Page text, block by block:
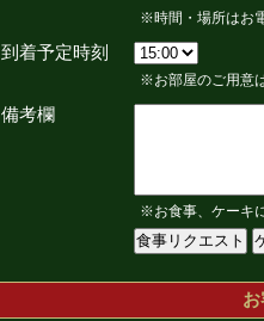
※時間・場所はお
到着予定時刻
※お部屋のご用意
備考欄
※お食事、ケーキ